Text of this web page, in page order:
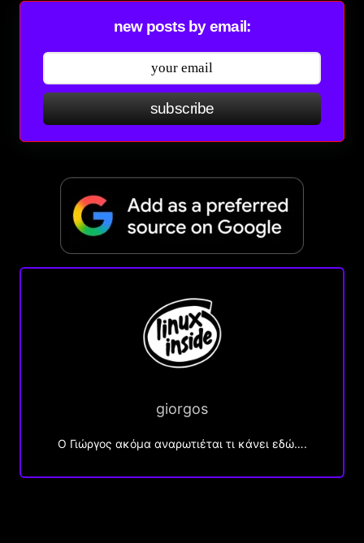
new posts by email:
subscribe
giorgos
Ο Γιώργος ακόμα αναρωτιέται τι κάνει εδώ….